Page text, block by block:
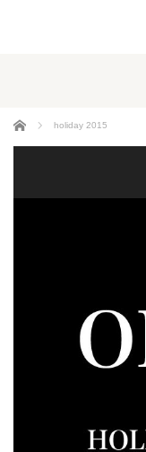
ホーム holiday 2015